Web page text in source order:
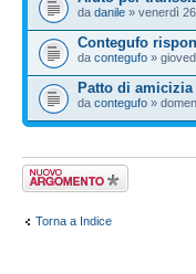
da danile » venerdì
Contegufo
da contegufo »
Patto di
da contegufo »
Scrivi un nuovo
argomento
Torna a Indice